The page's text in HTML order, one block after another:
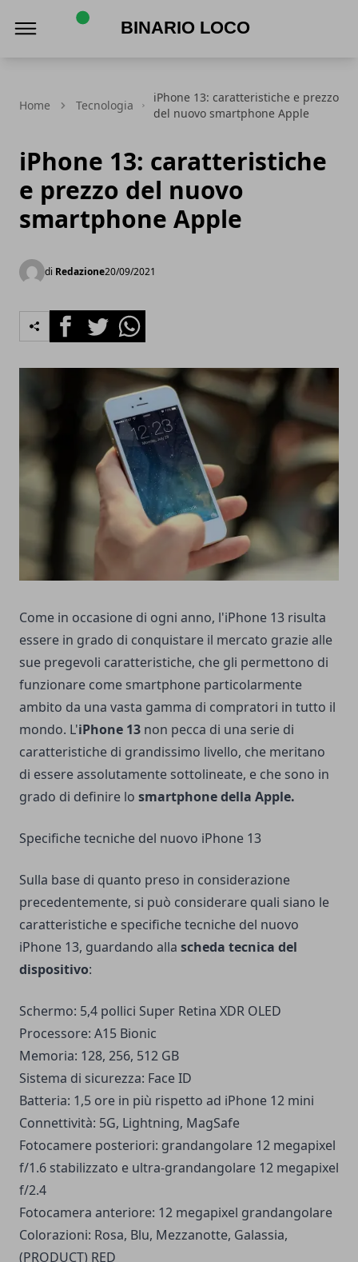
Home Tecnologia
iPhone 13: caratteristiche e prezzo
del nuovo smartphone Apple
iPhone 13: caratteristiche
e prezzo del nuovo
smartphone Apple
di Redazione20/09/2021
FacebookTwitterWhatsapp
Come in occasione di ogni anno, l'iPhone 13 risulta
essere in grado di conquistare il mercato grazie alle
sue pregevoli caratteristiche, che gli permettono di
funzionare come smartphone particolarmente
ambito da una vasta gamma di compratori in tutto il
mondo. L'iPhone 13 non pecca di una serie di
caratteristiche di grandissimo livello, che meritano
di essere assolutamente sottolineate, e che sono in
grado di definire lo smartphone della Apple.
Specifiche tecniche del nuovo iPhone 13
Sulla base di quanto preso in considerazione
precedentemente, si può considerare quali siano le
caratteristiche e specifiche tecniche del nuovo
iPhone 13, guardando alla scheda tecnica del
dispositivo:
Schermo: 5,4 pollici Super Retina XDR OLED
Processore: A15 Bionic
Memoria: 128, 256, 512 GB
Sistema di sicurezza: Face ID
Batteria: 1,5 ore in più rispetto ad iPhone 12 mini
Connettività: 5G, Lightning, MagSafe
Fotocamere posteriori: grandangolare 12 megapixel
f/1.6 stabilizzato e ultra-grandangolare 12 megapixel
f/2.4
Fotocamera anteriore: 12 megapixel grandangolare
Colorazioni: Rosa, Blu, Mezzanotte, Galassia,
(PRODUCT) RED